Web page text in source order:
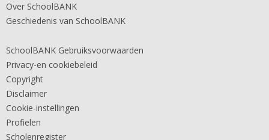
Over SchoolBANK
Geschiedenis van SchoolBANK
SchoolBANK Gebruiksvoorwaarden
Privacy-en cookiebeleid
Copyright
Disclaimer
Cookie-instellingen
Profielen
Scholenregister